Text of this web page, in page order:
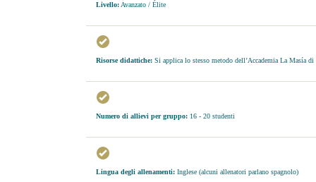
Livello:Avanzato / Élite
Risorse didattiche:Si applica lo stesso metodo dell’Accademia La Masía
Numero di allievi per gruppo:16 - 20 studenti
Lingua degli allenamenti:Inglese (alcuni allenatori parlano spagnolo)